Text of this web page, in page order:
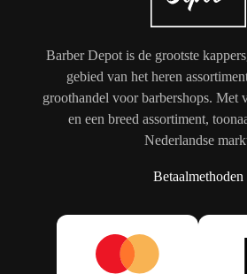
Barber Depot is de grootste
gebied van het heren
groothandel voor barbershops. Met
en een breed assortiment,
Nederlandse
Betaalmethoden